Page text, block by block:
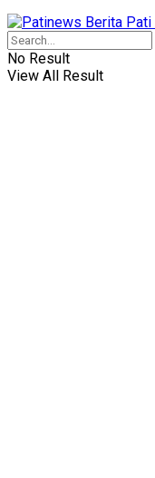
No Result
View All Result